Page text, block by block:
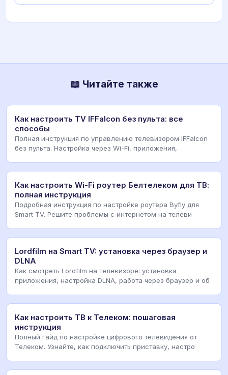
📖 Читайте также
Как настроить TV IFFalcon без пульта: все
способы
Полная инструкция по управлению телевизором IFFalcon
без пульта. Настройка через Wi-Fi, приложения,
Как настроить Wi-Fi роутер Белтелеком для ТВ:
полная инструкция
Подробная инструкция по настройке роутера Byfly для
Smart TV. Решите проблемы с интернетом на телеви
Lordfilm на Smart TV: установка через браузер и
DLNA
Как смотреть Lordfilm на телевизоре: установка
приложения, настройка DLNA, работа через браузер и об
Как настроить ТВ к Телеком: пошаговая
инструкция
Полный гайд по настройке цифрового телевидения от
Телеком. Узнайте, как подключить приставку, настро